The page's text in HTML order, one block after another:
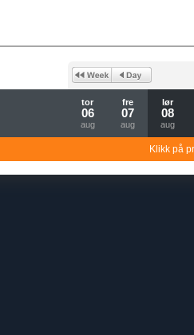
tor
06
aug
fre
07
aug
lør
08
aug
Klikk på